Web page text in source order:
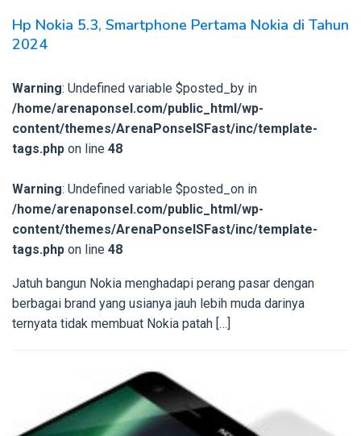
Hp Nokia 5.3, Smartphone Pertama Nokia di Tahun
2024
Warning: Undefined variable $posted_by in
/home/arenaponsel.com/public_html/wp-
content/themes/ArenaPonselSFast/inc/template-
tags.php on line 48
Warning: Undefined variable $posted_on in
/home/arenaponsel.com/public_html/wp-
content/themes/ArenaPonselSFast/inc/template-
tags.php on line 48
Jatuh bangun Nokia menghadapi perang pasar dengan
berbagai brand yang usianya jauh lebih muda darinya
ternyata tidak membuat Nokia patah […]